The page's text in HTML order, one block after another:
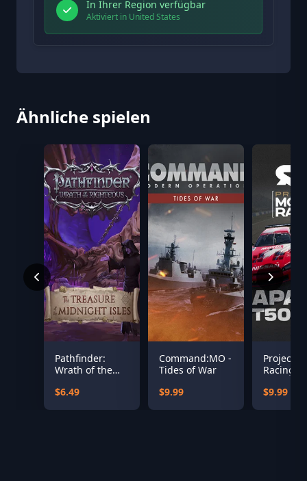
In Ihrer Region verfügbar
Aktiviert in United States
Ähnliche spielen
Pathfinder:
Wrath of the
Treasures of
$6.49
Command:MO -
Tides of War
$9.99
Project
Racing:
Pack
$9.99